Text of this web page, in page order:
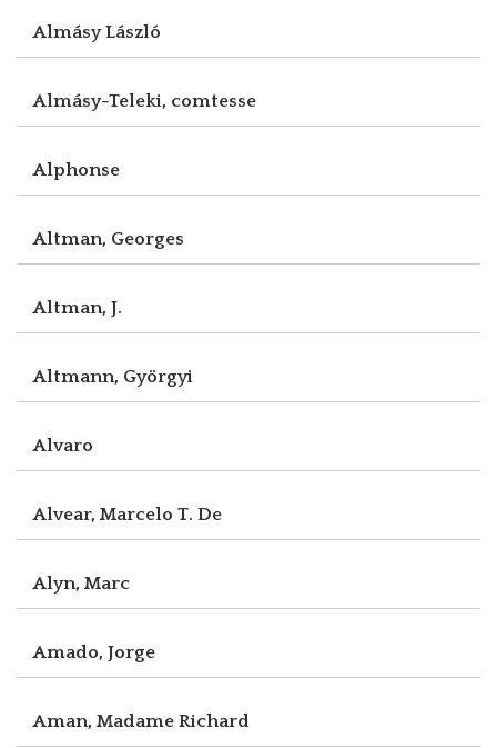
Almásy László
Almásy-Teleki, comtesse
Alphonse
Altman, Georges
Altman, J.
Altmann, Györgyi
Alvaro
Alvear, Marcelo T. De
Alyn, Marc
Amado, Jorge
Aman, Madame Richard